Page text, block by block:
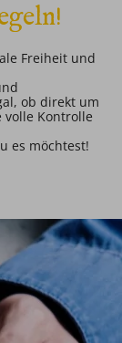
Freiheit und
ob direkt um
volle Kontrolle
es möchtest!